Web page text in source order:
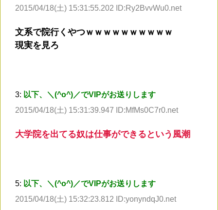
2015/04/18(土) 15:31:55.202 ID:Ry2BvvWu0.net
文系で院行くやつｗｗｗｗｗｗｗｗｗｗ
現実を見ろ
3: 以下、＼(^o^)／でVIPがお送りします
2015/04/18(土) 15:31:39.947 ID:MfMs0C7r0.net
大学院を出てる奴は仕事ができるという風潮
5: 以下、＼(^o^)／でVIPがお送りします
2015/04/18(土) 15:32:23.812 ID:yonyndqJ0.net